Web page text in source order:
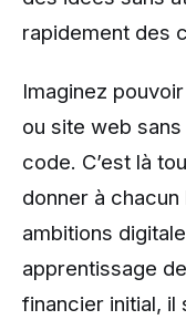
rapidement des
Imaginez
ou site web
code. C’est là
donner à
ambitions
apprentissage
financier initial, il